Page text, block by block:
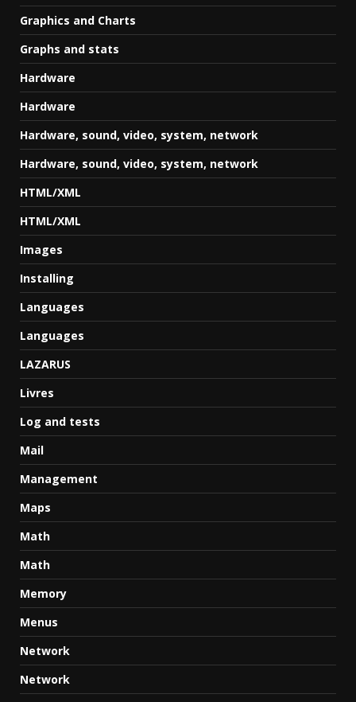
Graphics and Charts
Graphs and stats
Hardware
Hardware
Hardware, sound, video, system, network
Hardware, sound, video, system, network
HTML/XML
HTML/XML
Images
Installing
Languages
Languages
LAZARUS
Livres
Log and tests
Mail
Management
Maps
Math
Math
Memory
Menus
Network
Network